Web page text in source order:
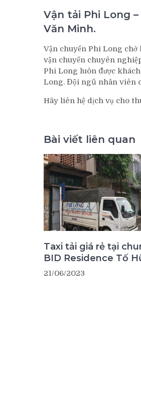
Vận tải Phi Long
Văn Minh.
Vận chuyển Phi Long
vận chuyển chuyên
Phi Long luôn được
Long. Đội ngũ nhân viên
Hãy liên hệ dịch vụ cho
Bài viết liên quan
Taxi tải giá rẻ tại
BID Residence Tố
21/06/2023